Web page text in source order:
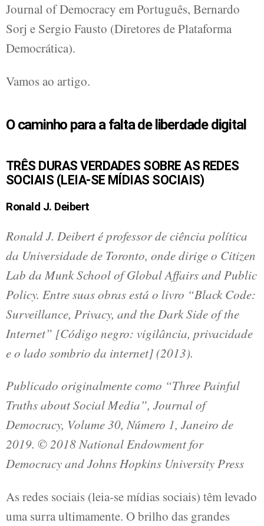
Journal of Democracy em Português, Bernardo
Sorj e Sergio Fausto (Diretores de Plataforma
Democrática).
Vamos ao artigo.
O caminho para a falta de liberdade digital
TRÊS DURAS VERDADES SOBRE AS REDES
SOCIAIS (LEIA-SE MÍDIAS SOCIAIS)
Ronald J. Deibert
Ronald J. Deibert é professor de ciência política
da Universidade de Toronto, onde dirige o Citizen
Lab da Munk School of Global Affairs and Public
Policy. Entre suas obras está o livro “Black Code:
Surveillance, Privacy, and the Dark Side of the
Internet” [Código negro: vigilância, privacidade
e o lado sombrio da internet] (2013).
Publicado originalmente como “Three Painful
Truths about Social Media”, Journal of
Democracy, Volume 30, Número 1, Janeiro de
2019. © 2018 National Endowment for
Democracy and Johns Hopkins University Press
As redes sociais (leia-se mídias sociais) têm levado
uma surra ultimamente. O brilho das grandes